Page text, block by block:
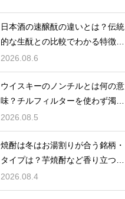
日本酒の速醸酛の違いとは？伝統
的な生酛との比較でわかる特徴を
解説
2026.08.6
ウイスキーのノンチルとは何の意
味？チルフィルターを使わず濁り
をあえて残す製法
2026.08.5
焼酎は冬はお湯割りが合う銘柄・
タイプは？芋焼酎など香り立つ本
格焼酎で体が温まる
2026.08.4